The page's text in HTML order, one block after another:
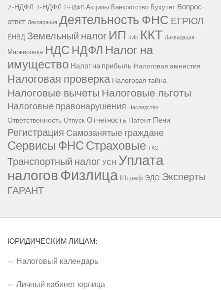
2-НДФЛ 3-НДФЛ 6-НДФЛ Акцизы Банкротство Бухучет Вопрос-
ответ Декларация Деятельность ФНС ЕГРЮЛ
ЕНВД Земельный налог ИП КИК ККТ Ликвидация
Маркировка НДС НДФЛ Налог на
имущество Налог на прибыль Налоговая амнистия
Налоговая проверка Налоговая тайна
Налоговые вычетыНалоговые льготы
Налоговые правонарушения Наследство
Ответственность Отпуск Отчетность Патент Пени
Регистрация Самозанятые граждане
Сервисы ФНССтраховые ТКС
Транспортный налогУСН Уплата
налоговФизлица Штраф ЭДО Эксперты
ГАРАНТ
ЮРИДИЧЕСКИМ ЛИЦАМ:
Налоговый календарь
Личный кабинет юрлица